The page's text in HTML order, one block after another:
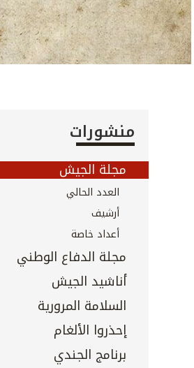
منشورات
مجلة الجيش
العدد الحالي
أرشيف
أعداد خاصة
مجلة الدفاع الوطني
أناشيد الجيش
السلامة المرورية
إحذروا الألغام
برنامج الجندي